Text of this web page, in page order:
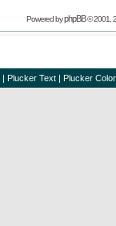
Powered byphpBB© 2001,
| Plucker Text | Plucker Color